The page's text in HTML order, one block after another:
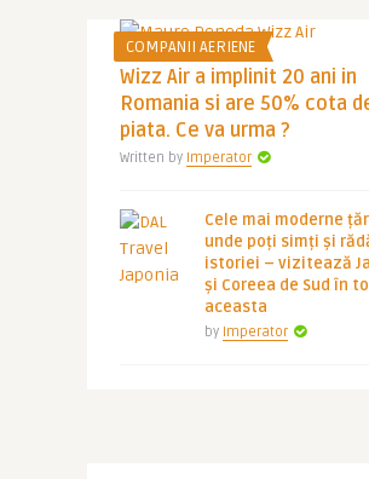
COMPANII AERIENE
Wizz Air a implinit 20 ani in
Romania si are 50% cota
piata. Ce va urma ?
Written by Imperator
Cele mai moderne
unde poți simți și
istoriei – vizitează
și Coreea de Sud în
aceasta
by Imperator